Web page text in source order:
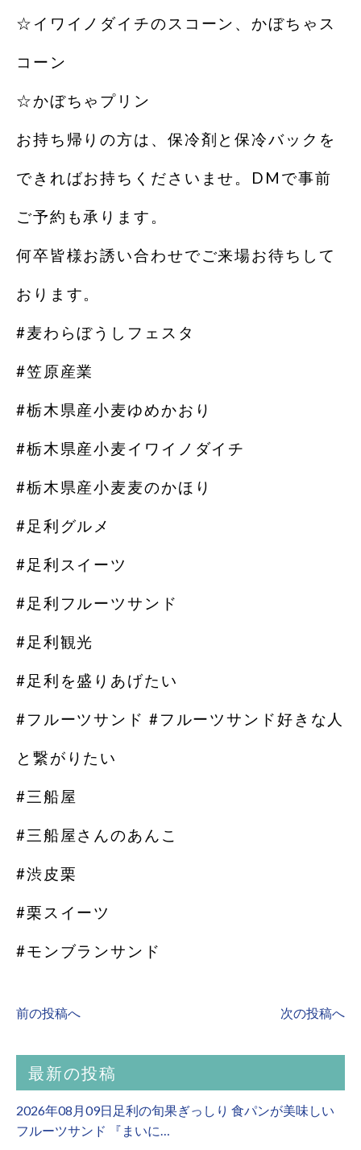
☆イワイノダイチのスコーン、かぼちゃス
コーン
☆かぼちゃプリン
お持ち帰りの方は、保冷剤と保冷バックを
できればお持ちくださいませ。DMで事前
ご予約も承ります。
何卒皆様お誘い合わせでご来場お待ちして
おります。
#麦わらぼうしフェスタ
#笠原産業
#栃木県産小麦ゆめかおり
#栃木県産小麦イワイノダイチ
#栃木県産小麦麦のかほり
#足利グルメ
#足利スイーツ
#足利フルーツサンド
#足利観光
#足利を盛りあげたい
#フルーツサンド #フルーツサンド好きな人
と繋がりたい
#三船屋
#三船屋さんのあんこ
#渋皮栗
#栗スイーツ
#モンブランサンド
前の投稿へ 次の投稿へ
最新の投稿
2026年08月09日足利の旬果ぎっしり 食パンが美味しい
フルーツサンド 『まいに…